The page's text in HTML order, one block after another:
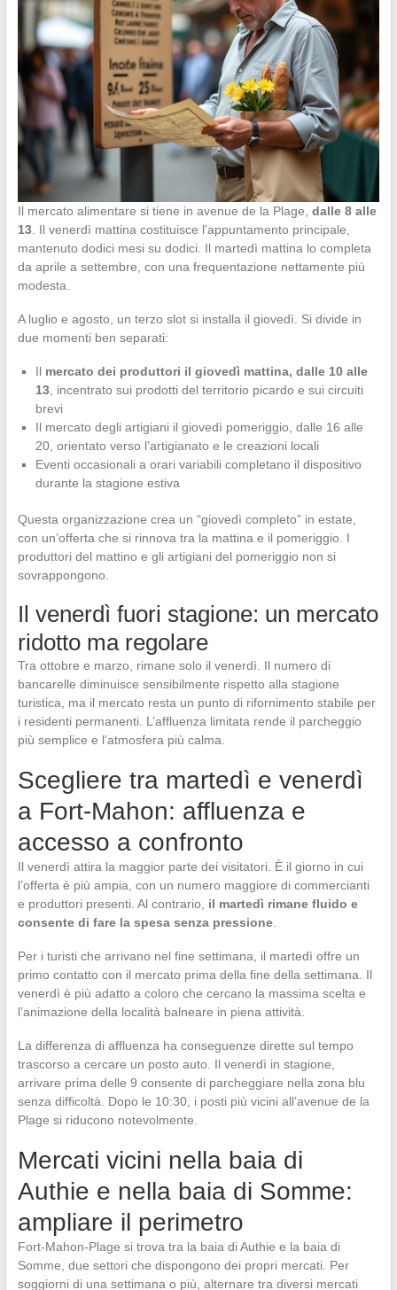
Il mercato alimentare si tiene in avenue de la Plage, dalle 8 alle
13. Il venerdì mattina costituisce l’appuntamento principale,
mantenuto dodici mesi su dodici. Il martedì mattina lo completa
da aprile a settembre, con una frequentazione nettamente più
modesta.
A luglio e agosto, un terzo slot si installa il giovedì. Si divide in
due momenti ben separati:
Il mercato dei produttori il giovedì mattina, dalle 10 alle
13, incentrato sui prodotti del territorio picardo e sui circuiti
brevi
Il mercato degli artigiani il giovedì pomeriggio, dalle 16 alle
20, orientato verso l’artigianato e le creazioni locali
Eventi occasionali a orari variabili completano il dispositivo
durante la stagione estiva
Questa organizzazione crea un “giovedì completo” in estate,
con un’offerta che si rinnova tra la mattina e il pomeriggio. I
produttori del mattino e gli artigiani del pomeriggio non si
sovrappongono.
Il venerdì fuori stagione: un mercato
ridotto ma regolare
Tra ottobre e marzo, rimane solo il venerdì. Il numero di
bancarelle diminuisce sensibilmente rispetto alla stagione
turistica, ma il mercato resta un punto di rifornimento stabile per
i residenti permanenti. L’affluenza limitata rende il parcheggio
più semplice e l’atmosfera più calma.
Scegliere tra martedì e venerdì
a Fort-Mahon: affluenza e
accesso a confronto
Il venerdì attira la maggior parte dei visitatori. È il giorno in cui
l’offerta è più ampia, con un numero maggiore di commercianti
e produttori presenti. Al contrario, il martedì rimane fluido e
consente di fare la spesa senza pressione.
Per i turisti che arrivano nel fine settimana, il martedì offre un
primo contatto con il mercato prima della fine della settimana. Il
venerdì è più adatto a coloro che cercano la massima scelta e
l’animazione della località balneare in piena attività.
La differenza di affluenza ha conseguenze dirette sul tempo
trascorso a cercare un posto auto. Il venerdì in stagione,
arrivare prima delle 9 consente di parcheggiare nella zona blu
senza difficoltà. Dopo le 10:30, i posti più vicini all’avenue de la
Plage si riducono notevolmente.
Mercati vicini nella baia di
Authie e nella baia di Somme:
ampliare il perimetro
Fort-Mahon-Plage si trova tra la baia di Authie e la baia di
Somme, due settori che dispongono dei propri mercati. Per
soggiorni di una settimana o più, alternare tra diversi mercati